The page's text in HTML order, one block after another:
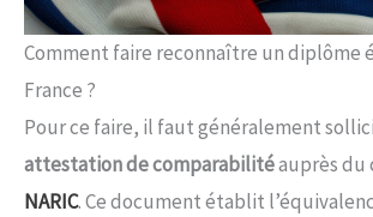
Comment faire reconnaître un diplôme
France ?
Pour ce faire, il faut généralement
attestation de comparabilitéauprès du
NARIC. Ce document établit